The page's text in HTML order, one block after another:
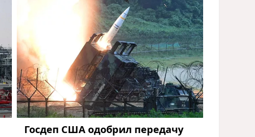
Госдеп США одобрил передачу